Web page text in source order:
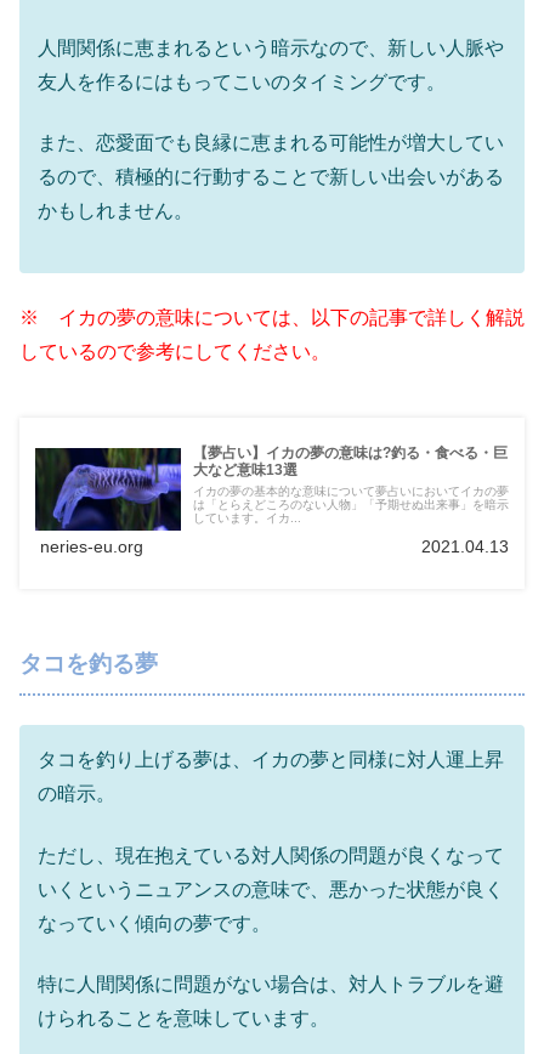
人間関係に恵まれるという暗示なので、新しい人脈や
友人を作るにはもってこいのタイミングです。
また、恋愛面でも良縁に恵まれる可能性が増大してい
るので、積極的に行動することで新しい出会いがある
かもしれません。
※ イカの夢の意味については、以下の記事で詳しく解説
しているので参考にしてください。
【夢占い】イカの夢の意味は?釣る・食べる・巨
大など意味13選
イカの夢の基本的な意味について夢占いにおいてイカの夢
は「とらえどころのない人物」「予期せぬ出来事」を暗示
しています。イカ...
neries-eu.org 2021.04.13
タコを釣る夢
タコを釣り上げる夢は、イカの夢と同様に対人運上昇
の暗示。
ただし、現在抱えている対人関係の問題が良くなって
いくというニュアンスの意味で、悪かった状態が良く
なっていく傾向の夢です。
特に人間関係に問題がない場合は、対人トラブルを避
けられることを意味しています。